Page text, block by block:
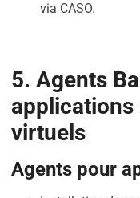
via CASO.
5. Agents
applications
virtuels
Agents pour